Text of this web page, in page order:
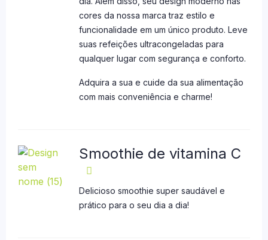
cores da nossa marca traz estilo e
funcionalidade em um único produto. Leve
suas refeições ultracongeladas para
qualquer lugar com segurança e conforto.
Adquira a sua e cuide da sua alimentação
com mais conveniência e charme!
Smoothie de vitamina C
Delicioso smoothie super saudável e
prático para o seu dia a dia!